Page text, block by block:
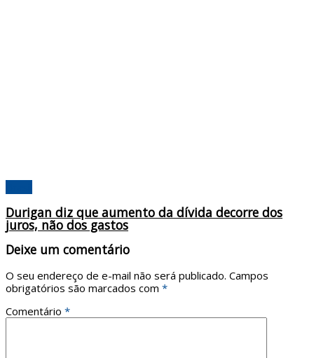
Durigan diz que aumento da dívida decorre dos
juros, não dos gastos
Deixe um comentário
O seu endereço de e-mail não será publicado. Campos
obrigatórios são marcados com *
Comentário *